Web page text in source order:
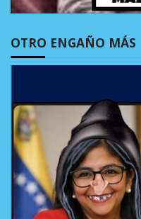
OTRO ENGAÑO MÁS